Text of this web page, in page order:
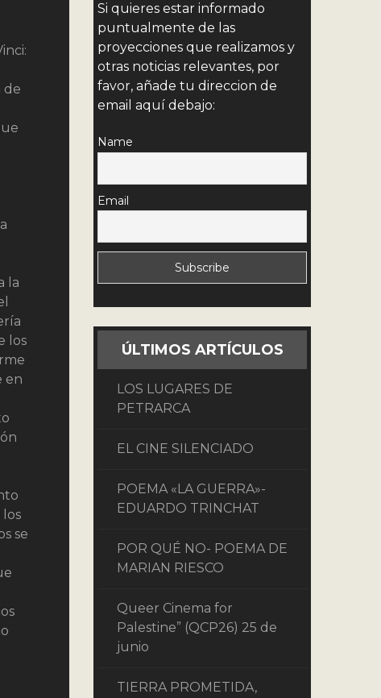
de
la
los
en
se
Si quieres estar informado
puntualmente de las
proyecciones que realizamos y
otras noticias relevantes, por
favor, añade tu direccion de
email aquí debajo:
Name
Email
ÚLTIMOS ARTÍCULOS
LOS LUGARES DE
PETRARCA
EL CINE SILENCIADO
POEMA «LA GUERRA»-
EDUARDO TRINCHAT
POR QUÉ NO- POEMA DE
MARIAN RIESCO
Queer Cinema for
Palestine” (QCP26) 25 de
junio
TIERRA PROMETIDA,